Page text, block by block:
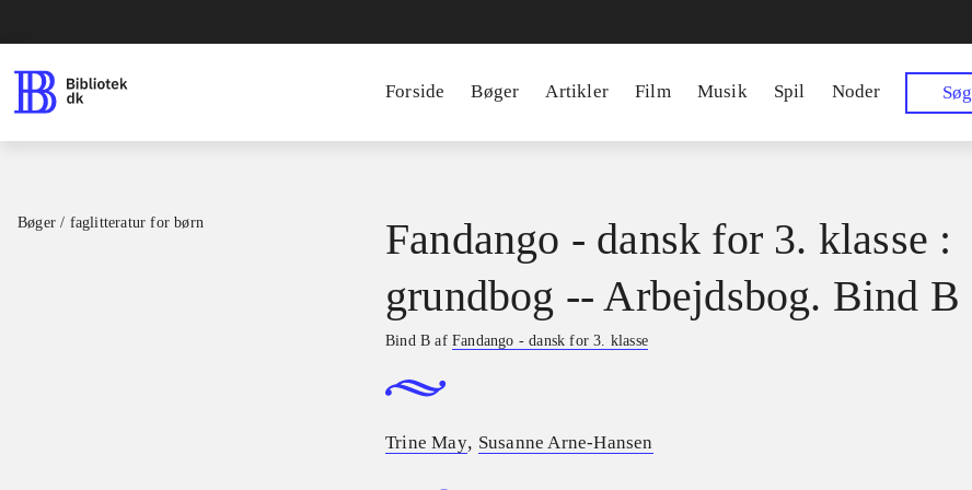
Forside Bøger Artikler Film Musik Spil Noder Søg
Bøger / faglitteratur for børn
Fandango - dansk for 3. klasse :
grundbog -- Arbejdsbog. Bind B
Bind B afFandango - dansk for 3. klasse
Trine May, Susanne Arne-Hansen